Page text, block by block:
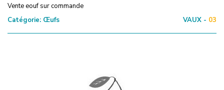
Vente eouf sur commande
Catégorie: Œufs VAUX - 03